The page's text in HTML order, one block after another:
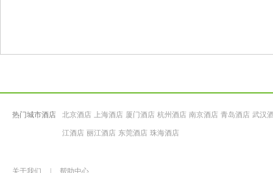
热门城市酒店 北京酒店 上海酒店 厦门酒店 杭州酒店 南京酒店 青岛酒店 武汉
江酒店 丽江酒店 东莞酒店 珠海酒店
关于我们
帮助中心